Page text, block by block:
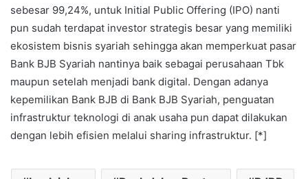
sebesar 99,24%, untuk Initial Public Offering (IPO) nanti
pun sudah terdapat investor strategis besar yang memiliki
ekosistem bisnis syariah sehingga akan memperkuat pasar
Bank BJB Syariah nantinya baik sebagai perusahaan Tbk
maupun setelah menjadi bank digital. Dengan adanya
kepemilikan Bank BJB di Bank BJB Syariah, penguatan
infrastruktur teknologi di anak usaha pun dapat dilakukan
dengan lebih efisien melalui sharing infrastruktur. [*]